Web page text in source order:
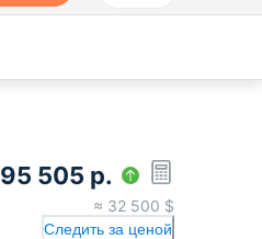
95 505 р.
≈ 32 500 $
Следить за ценой